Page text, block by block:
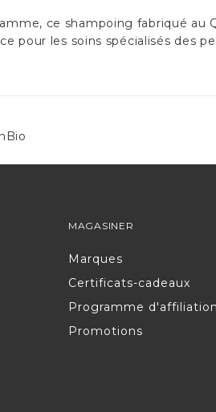
ce shampoing fabriqué au
pour les soins spécialisés des
MAGASINER
Marques
Certificats-cadeaux
Programme d'affiliation
Promotions